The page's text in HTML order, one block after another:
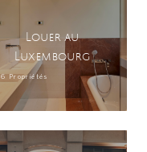
Louer au
Luxembourg
6 Propriétés